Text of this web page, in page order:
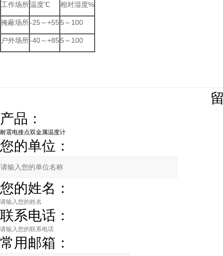
工作场所温度℃ 相对湿度%
掩蔽场所-25～+55 5～100
户外场所-40～+85 5～100
产品：
您的单位：
您的姓名：
联系电话：
常用邮箱：